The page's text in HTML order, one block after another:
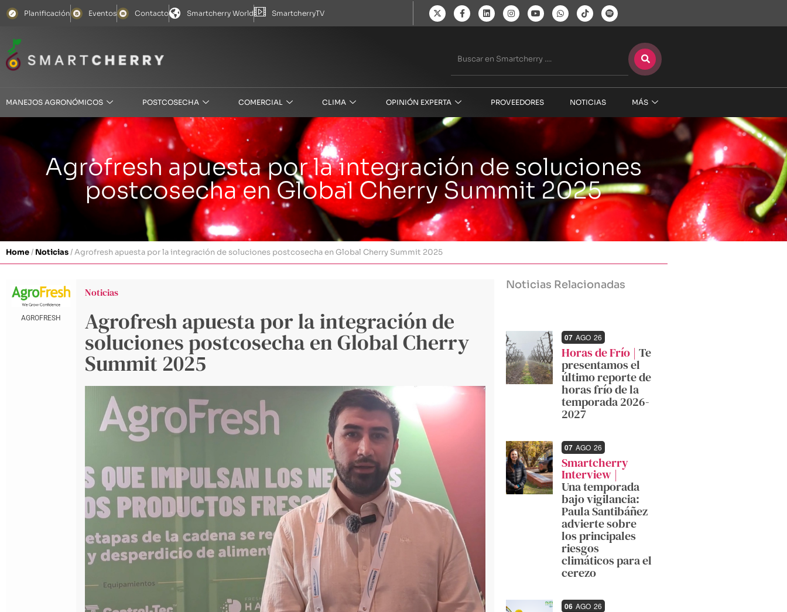
Planificación Eventos Contacto Smartcherry World SmartcherryTV
MANEJOS AGRONÓMICOS POSTCOSECHA COMERCIAL CLIMA OPINIÓN EXPERTA PROVEEDORES NOTICIAS MÁS
Agrofresh apuesta por la integración de soluciones
postcosecha en Global Cherry Summit 2025
Home/ Noticias/Agrofresh apuesta por la integración de soluciones postcosecha en Global Cherry Summit 2025
AGROFRESH
Noticias
Agrofresh apuesta por la integración de
soluciones postcosecha en Global Cherry
Summit 2025
Noticias Relacionadas
07 AGO 26
Horas de Frío Te
presentamos el
último reporte de
horas frío de la
temporada 2026-
2027
07 AGO 26
Smartcherry
Interview
Una temporada
bajo vigilancia:
Paula Santibáñez
advierte sobre
los principales
riesgos
climáticos para el
cerezo
06 AGO 26